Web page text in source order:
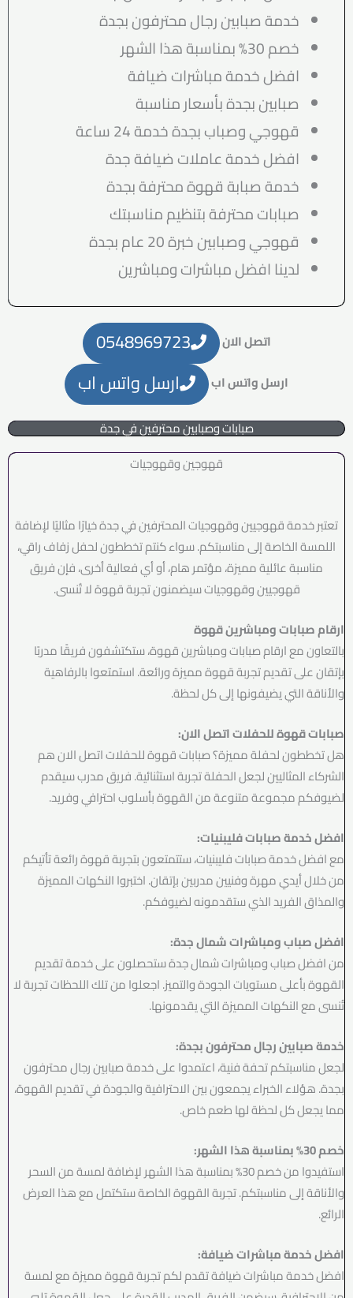
خدمة صبابين رجال محترفون بجدة
خصم 30% بمناسبة هذا الشهر
افضل خدمة مباشرات ضيافة
صبابين بجدة بأسعار مناسبة
قهوجي وصباب بجدة خدمة 24 ساعة
افضل خدمة عاملات ضيافة جدة
خدمة صبابة قهوة محترفة بجدة
صبابات محترفة بتنظيم مناسبتك
قهوجي وصبابين خبرة 20 عام بجدة
لدينا افضل مباشرات ومباشرين
اتصل الان 0548969723
ارسل واتس اب ارسل واتس اب
صبابات وصبابين محترفين في جدة
قهوجين وقهوجيات
تعتبر خدمة قهوجيين وقهوجيات المحترفين في جدة خيارًا مثاليًا لإضافة
اللمسة الخاصة إلى مناسبتكم. سواء كنتم تخططون لحفل زفاف راقي،
مناسبة عائلية مميزة، مؤتمر هام، أو أي فعالية أخرى، فإن فريق
قهوجيين وقهوجيات سيضمنون تجربة قهوة لا تُنسى.
ارقام صبابات ومباشرين قهوة
بالتعاون مع ارقام صبابات ومباشرين قهوة، ستكتشفون فريقًا مدربًا
بإتقان على تقديم تجربة قهوة مميزة ورائعة. استمتعوا بالرفاهية
والأناقة التي يضيفونها إلى كل لحظة.
صبابات قهوة للحفلات اتصل الان:
هل تخططون لحفلة مميزة؟ صبابات قهوة للحفلات اتصل الان هم
الشركاء المثاليين لجعل الحفلة تجربة استثنائية. فريق مدرب سيقدم
لضيوفكم مجموعة متنوعة من القهوة بأسلوب احترافي وفريد.
افضل خدمة صبابات فليبنيات:
مع افضل خدمة صبابات فليبنيات، ستتمتعون بتجربة قهوة رائعة تأتيكم
من خلال أيدي مهرة وفنيين مدربين بإتقان. اختبروا النكهات المميزة
والمذاق الفريد الذي ستقدمونه لضيوفكم.
افضل صباب ومباشرات شمال جدة:
من افضل صباب ومباشرات شمال جدة ستحصلون على خدمة تقديم
القهوة بأعلى مستويات الجودة والتميز. اجعلوا من تلك اللحظات تجربة لا
تُنسى مع النكهات المميزة التي يقدمونها.
خدمة صبابين رجال محترفون بجدة:
لجعل مناسبتكم تحفة فنية، اعتمدوا على خدمة صبابين رجال محترفون
بجدة. هؤلاء الخبراء يجمعون بين الاحترافية والجودة في تقديم القهوة،
مما يجعل كل لحظة لها طعم خاص.
خصم 30% بمناسبة هذا الشهر:
استفيدوا من خصم 30% بمناسبة هذا الشهر لإضافة لمسة من السحر
والأناقة إلى مناسبتكم. تجربة القهوة الخاصة ستكتمل مع هذا العرض
الرائع.
افضل خدمة مباشرات ضيافة:
افضل خدمة مباشرات ضيافة تقدم لكم تجربة قهوة مميزة مع لمسة